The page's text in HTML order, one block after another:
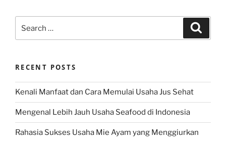
for:
RECENT POSTS
Kenali Manfaat dan Cara Memulai Usaha Jus Sehat
Mengenal Lebih Jauh Usaha Seafood di Indonesia
Rahasia Sukses Usaha Mie Ayam yang Menggiurkan